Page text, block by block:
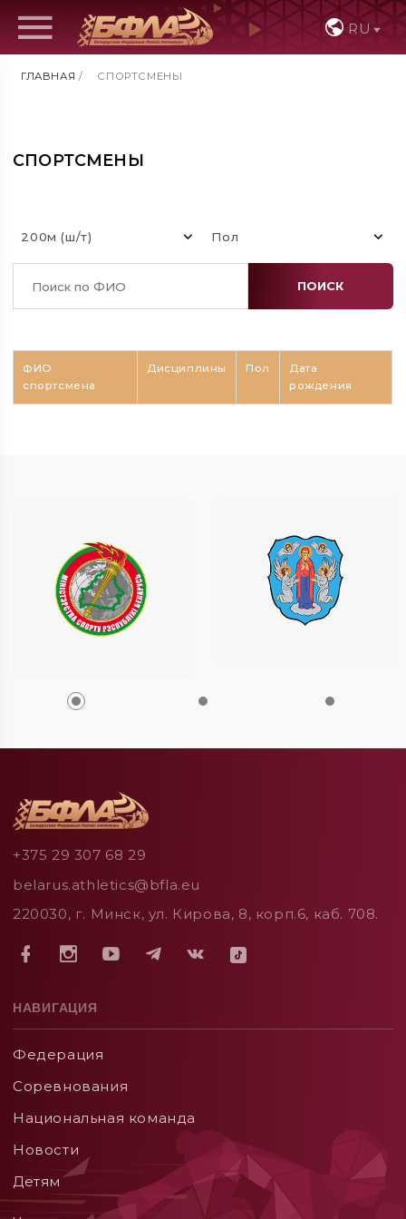
RU
ГЛАВНАЯ / СПОРТСМЕНЫ
СПОРТСМЕНЫ
200м (ш/т) Пол
ПОИСК
ФИО
спортсмена
Дисциплины Пол
Дата
рождения
+375 29 307 68 29
belarus.athletics@bfla.eu
220030, г. Минск, ул. Кирова, 8, корп.6, каб. 708.
НАВИГАЦИЯ
Федерация
Соревнования
Национальная команда
Новости
Детям